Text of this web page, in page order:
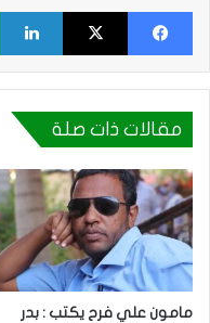
فيسبوك X
مقالات ذات صلة
مامون علي فرح يكتب : بدر